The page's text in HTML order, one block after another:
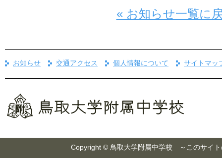
« お知らせ一覧に
お知らせ 交通アクセス 個人情報について サイトマッ
Copyright © 鳥取大学附属中学校 ～このサイト